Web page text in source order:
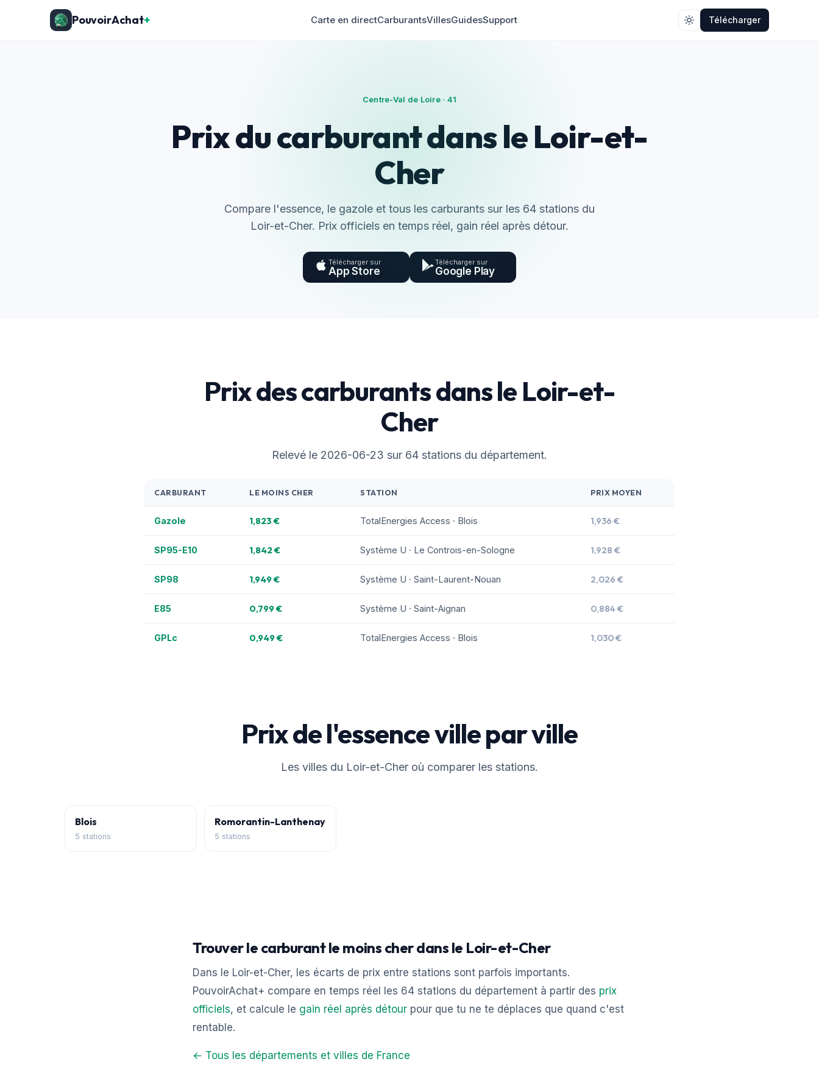
PouvoirAchat+ Carte en directCarburantsVillesGuidesSupport Télécharger
Centre-Val de Loire · 41
Prix du carburant dans le Loir-et-
Cher
Compare l'essence, le gazole et tous les carburants sur les 64 stations du
Loir-et-Cher. Prix officiels en temps réel, gain réel après détour.
Télécharger sur
App Store
Télécharger sur
Google Play
Prix des carburants dans le Loir-et-
Cher
Relevé le 2026-06-23 sur 64 stations du département.
CARBURANT LE MOINS CHER STATION PRIX MOYEN
Gazole 1,823 € TotalEnergies Access · Blois 1,936 €
SP95-E10 1,842 € Système U · Le Controis-en-Sologne 1,928 €
SP98 1,949 € Système U · Saint-Laurent-Nouan 2,026 €
E85 0,799 € Système U · Saint-Aignan 0,884 €
GPLc 0,949 € TotalEnergies Access · Blois 1,030 €
Prix de l'essence ville par ville
Les villes du Loir-et-Cher où comparer les stations.
Blois
5 stations
Romorantin-Lanthenay
5 stations
Trouver le carburant le moins cher dans le Loir-et-Cher
Dans le Loir-et-Cher, les écarts de prix entre stations sont parfois importants.
PouvoirAchat+ compare en temps réel les 64 stations du département à partir des prix
officiels, et calcule le gain réel après détour pour que tu ne te déplaces que quand c'est
rentable.
← Tous les départements et villes de France